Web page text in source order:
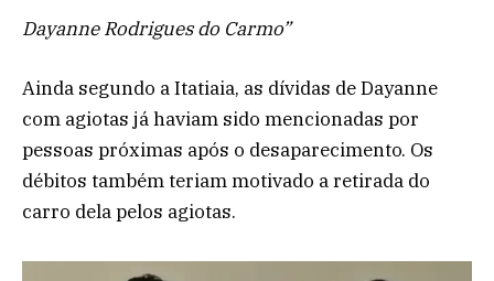
Dayanne Rodrigues do Carmo”
Ainda segundo a Itatiaia, as dívidas de Dayanne
com agiotas já haviam sido mencionadas por
pessoas próximas após o desaparecimento. Os
débitos também teriam motivado a retirada do
carro dela pelos agiotas.